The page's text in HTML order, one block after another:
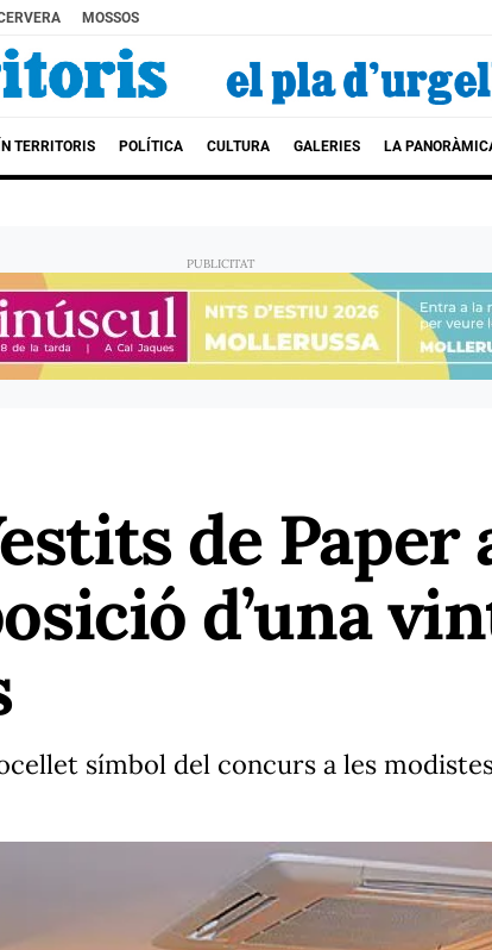
MOSSOS
TERRITORIS POLÍTICA CULTURA GALERIES LA
de
d’una
símbol del concurs a les